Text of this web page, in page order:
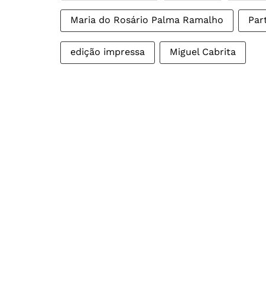
Maria do Rosário Palma Ramalho
edição impressa Miguel Cabrita